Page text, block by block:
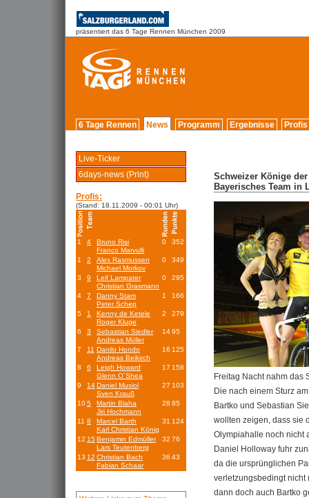
präsentiert das 6 Tage Rennen München 2009
6 Tage Rennen News Programm Ergebnisse Profis
Live-Ticker
6days-news (Print)
Profis:
(Stand: 18.11.2009 - 00:01 Uhr)
1 4
Bruno Risi
Franco Marvulli
0 352
1 2
Alex Rasmussen
Michael Morkov
0 349
3 9
Leif Lampater
Christian Grasmann
0 295
4 7
Danny Stam
Peter Schep
1 166
5 1
Kenny de Ketele
Roger Kluge
2 279
6 3
Sebastian Siedler
Andreas Müller
1495
7 11 Danilo Hondo
Andreas Beikirch
16 125
8 6
Leigh Howard
Glenn O´Shea
17 158
9 14Daniel Musiol
Sven Krauß
27 103
105
Martin Blaha
Jiri Hochmann
28 85
11 8
Marcel Barth
Karl Christian König
31 124
12 15Benjamin Edmüller
Lars Teutenberg
32 76
13 12 Christian Bach
Fabian Schaar
36 43
Schweizer Könige
Bayerisches Team in
Freitag Nacht nahm das
Die nach einem Sturz
Bartko und Sebastian
wollten zeigen, dass sie
Olympiahalle noch nicht
Daniel Holloway fuhr
da die ursprünglichen
verletzungsbedingt nicht
dann doch auch Bartko